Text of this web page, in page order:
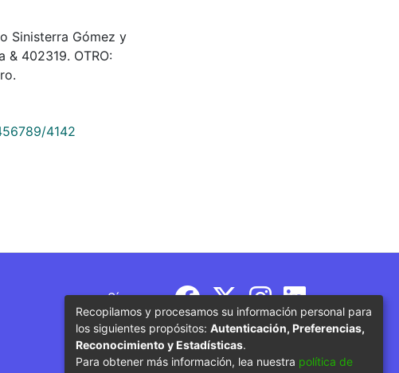
Sinisterra Gómez y
& 402319. OTRO:
4142
Síguenos
Recopilamos y procesamos su información personal para
los siguientes propósitos: Autenticación, Preferencias,
Reconocimiento y Estadísticas.
Para obtener más información, lea nuestra política de